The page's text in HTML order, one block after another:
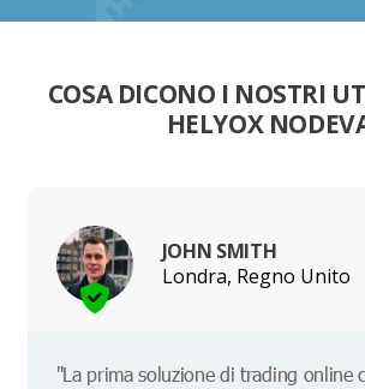
COSA DICONO I NOSTRI
HELYOX
JOHN SMITH
Londra, Regno Unito
"La prima soluzione di trading online